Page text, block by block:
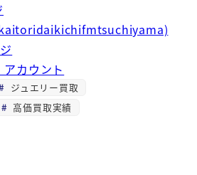
カウント
ジュエリー買取
高価買取実績